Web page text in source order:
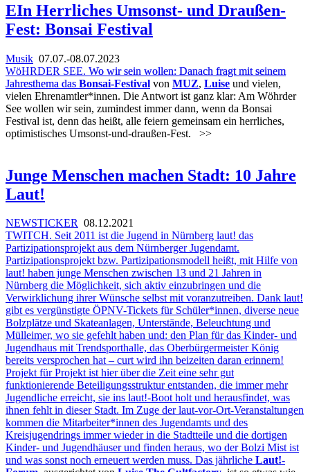
EIn Herrliches Umsonst- und Draußen-
Fest: Bonsai Festival
Musik 07.07.-08.07.2023
WöHRDER SEE. Wo wir sein wollen: Danach fragt mit seinem
Jahresthema das Bonsai-Festival von MUZ, Luise und vielen,
vielen Ehrenamtler*innen. Die Antwort ist ganz klar: Am Wöhrder
See wollen wir sein, zumindest immer dann, wenn da Bonsai
Festival ist, denn das heißt, alle feiern gemeinsam ein herrliches,
optimistisches Umsonst-und-draußen-Fest.
>>
Junge Menschen machen Stadt: 10 Jahre
Laut!
NEWSTICKER 08.12.2021
TWITCH. Seit 2011 ist die Jugend in Nürnberg laut! das
Partizipationsprojekt aus dem Nürnberger Jugendamt.
Partizipationsprojekt bzw. Partizipationsmodell heißt, mit Hilfe von
laut! haben junge Menschen zwischen 13 und 21 Jahren in
Nürnberg die Möglichkeit, sich aktiv einzubringen und die
Verwirklichung ihrer Wünsche selbst mit voranzutreiben. Dank laut!
gibt es vergünstigte ÖPNV-Tickets für Schüler*innen, diverse neue
Bolzplätze und Skateanlagen, Unterstände, Beleuchtung und
Mülleimer, wo sie gefehlt haben und: den Plan für das Kinder- und
Jugendhaus mit Trendsporthalle, das Oberbürgermeister König
bereits versprochen hat – curt wird ihn beizeiten daran erinnern!
Projekt für Projekt ist hier über die Zeit eine sehr gut
funktionierende Beteiligungsstruktur entstanden, die immer mehr
Jugendliche erreicht, sie ins laut!-Boot holt und herausfindet, was
ihnen fehlt in dieser Stadt. Im Zuge der laut-vor-Ort-Veranstaltungen
kommen die Mitarbeiter*innen des Jugendamts und des
Kreisjugendrings immer wieder in die Stadtteile und die dortigen
Kinder- und Jugendhäuser und finden heraus, wo der Bolzi Mist ist
und was sonst noch erneuert werden muss. Das jährliche Laut!-